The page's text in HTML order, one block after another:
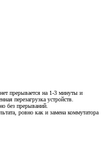
прерывается на 1-3 минуты и
перезагрузка устройств.
без прерываний.
ровно как и замена коммутатора